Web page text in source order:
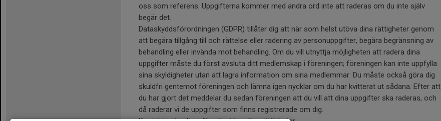
oss som referens. Uppgifterna kommer med andra ord inte att raderas om du inte själv
begär det.
Dataskyddsförordningen (GDPR) tillåter dig att när som helst utöva dina rättigheter genom
att begära tillgång till och rättelse eller radering av personuppgifter, begära begränsning av
behandling eller invända mot behandling. Om du vill utnyttja möjligheten att radera dina
uppgifter måste du först avsluta ditt medlemskap i föreningen; föreningen kan inte uppfylla
sina skyldigheter utan att lagra information om sina medlemmar. Du måste också göra dig
skuldfri gentemot föreningen och lämna igen nycklar om du har kvitterat ut sådana. Efter att
du har gjort det meddelar du sedan föreningen att du vill att dina uppgifter ska raderas, och
då raderar vi de uppgifter som finns registrerade om dig.